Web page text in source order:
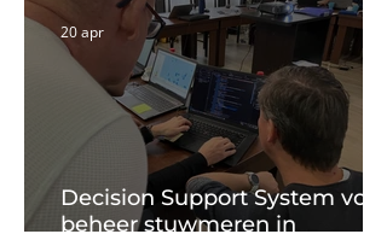
Decision Support System voor
beheer stuwmeren in
20 apr